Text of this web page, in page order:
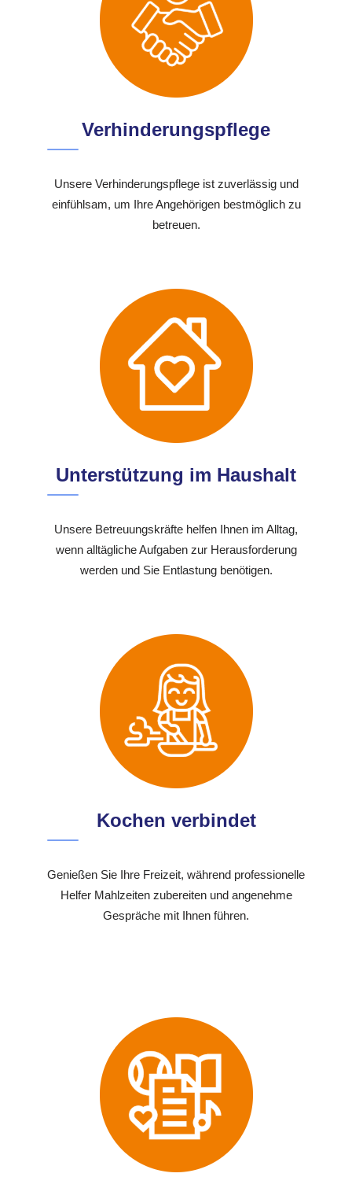
Verhinderungspflege
Unsere Verhinderungspflege ist zuverlässig und
einfühlsam, um Ihre Angehörigen bestmöglich zu
betreuen.
Unterstützung im Haushalt
Unsere Betreuungskräfte helfen Ihnen im Alltag,
wenn alltägliche Aufgaben zur Herausforderung
werden und Sie Entlastung benötigen.
Kochen verbindet
Genießen Sie Ihre Freizeit, während professionelle
Helfer Mahlzeiten zubereiten und angenehme
Gespräche mit Ihnen führen.